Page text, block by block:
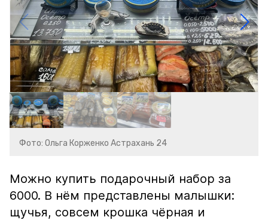
Фото: Ольга Корженко Астрахань 24
Можно купить подарочный набор за
6000. В нём представлены малышки:
щучья, совсем крошка чёрная и